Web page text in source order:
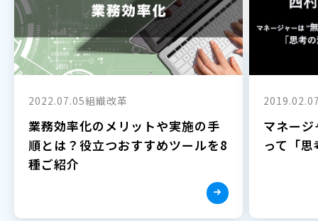
2022.07.05組織改革
業務効率化のメリットや実施の手
順とは？役立つおすすめツールを8
種ご紹介
マネー
って「